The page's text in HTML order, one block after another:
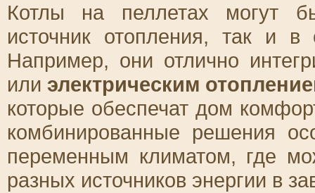
Котлы на пеллетах могут
источник отопления, так и в
Например, они отлично
или электрическим
которые обеспечат дом
комбинированные решения
переменным климатом, где
разных источников энергии в